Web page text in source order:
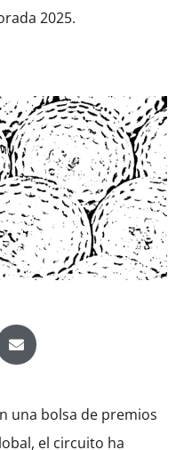
2025.
una bolsa de premios
el circuito ha